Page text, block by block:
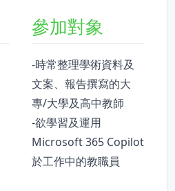
參加對象
-時常整理學術資料及
文案、報告撰寫的大
專/大學及高中教師
-欲學習及運用
Microsoft 365 Copilot
於工作中的教職員